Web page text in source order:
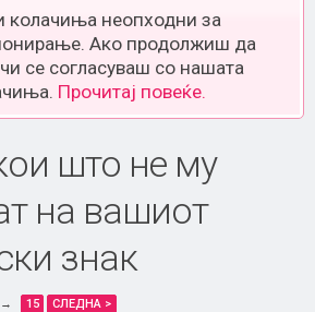
колачиња неопходни за
Ако продолжиш да
се согласуваш со нашата
Прочитај повеќе.
што не му
на вашиот
знак
→ 15 СЛЕДНА >